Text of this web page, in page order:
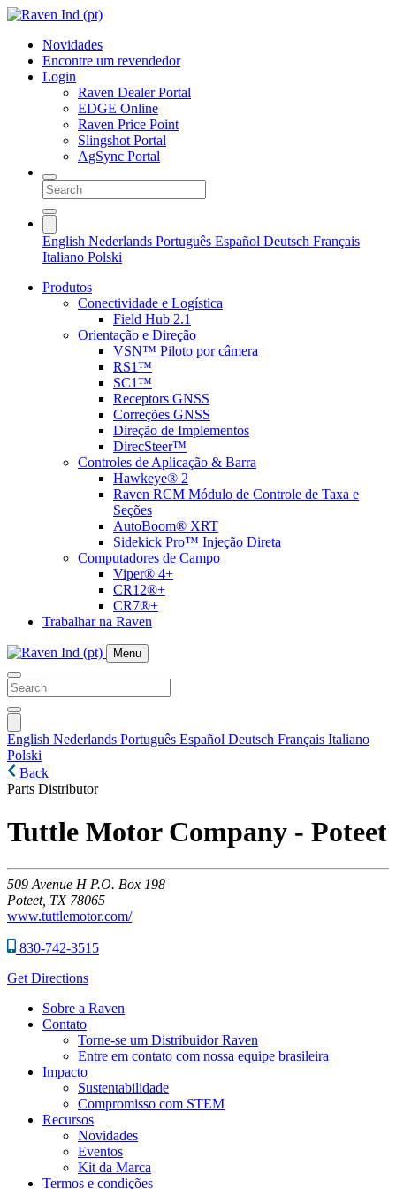
Novidades
Encontre um revendedor
Login
Raven Dealer Portal
EDGE Online
Raven Price Point
Slingshot Portal
AgSync Portal
English Nederlands Português Español Deutsch Français
Italiano Polski
Produtos
Conectividade e Logística
Field Hub 2.1
Orientação e Direção
VSN™ Piloto por câmera
RS1™
SC1™
Receptors GNSS
Correções GNSS
Direção de Implementos
DirecSteer™
Controles de Aplicação & Barra
Hawkeye® 2
Raven RCM Módulo de Controle de Taxa e
Seções
AutoBoom® XRT
Sidekick Pro™ Injeção Direta
Computadores de Campo
Viper® 4+
CR12®+
CR7®+
Trabalhar na Raven
Menu
English Nederlands Português Español Deutsch Français Italiano
Polski
Back
Parts Distributor
Tuttle Motor Company - Poteet
509 Avenue H P.O. Box 198
Poteet, TX 78065
www.tuttlemotor.com/
830-742-3515
Get Directions
Sobre a Raven
Contato
Torne-se um Distribuidor Raven
Entre em contato com nossa equipe brasileira
Impacto
Sustentabilidade
Compromisso com STEM
Recursos
Novidades
Eventos
Kit da Marca
Termos e condições